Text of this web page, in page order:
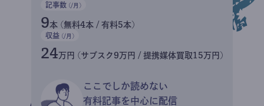
記事数 (/月)
9本 (無料4本 / 有料5本)
収益 (/月)
24万円 (サブスク9万円 / 提携媒体買取15万円)
ここでしか読めない
有料記事を中心に配信